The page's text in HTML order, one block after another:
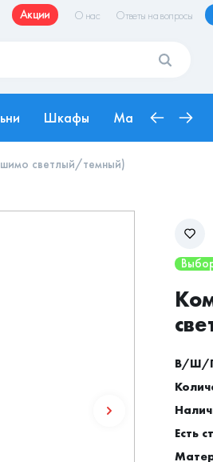
Акции О нас Ответы на вопросы
Шкафы Матрасы
светлый/темный)
В/Ш/
Есть